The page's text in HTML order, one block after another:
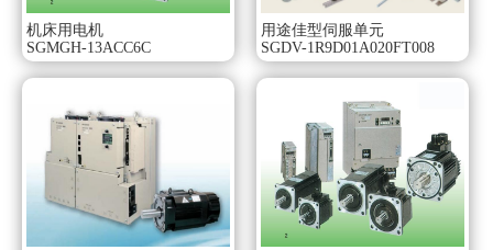
机床用电机
SGMGH-13ACC6C
用途佳型伺服单元
SGDV-1R9D01A020FT008